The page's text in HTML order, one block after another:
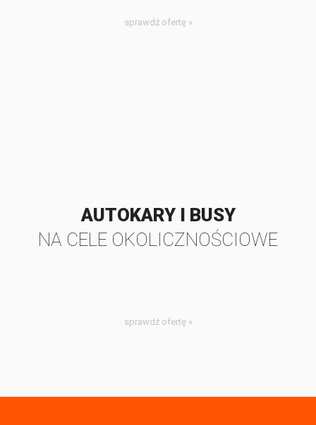
sprawdź ofertę »
AUTOKARY I BUSY
NA CELE OKOLICZNOŚCIOWE
sprawdź ofertę »